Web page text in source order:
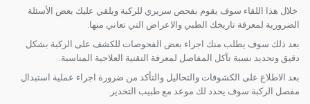
خلال هذا اللقاء سوف يقوم بفحص سريري للركبة ويلقي عليك بعض الأسئلة
الضرورية لمعرفة تاريخك الطبي والاعراض التي تعاني منها.
بعد ذلك سوف يطلب منك اجراء بعض الفحوصات للكشف على الركبة بشكل
دقيق وتحديد نسبة تآكل المفاصل لمعرفة التقنية العلاجية المناسبة.
بعد الاطلاع على الكشوفات والتحاليل والتأكد من ضرورة اجراء عملية استبدال
مفصل الركبة سوف يحدد لك موعد مع طبيب التخدير.